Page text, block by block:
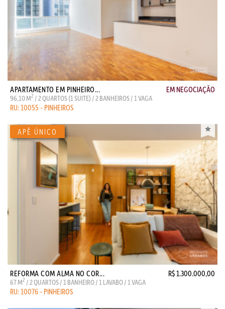
APARTAMENTO EM PINHEIRO... EM NEGOCIAÇÃO
96,10 M2 / 2 QUARTOS (1 SUITE) / 2 BANHEIROS / 1 VAGA
RU: 10055 - PINHEIROS
REFORMA COM ALMA NO COR... R$ 1.300.000,00
67 M2 / 2 QUARTOS / 1 BANHEIRO / 1 LAVABO / 1 VAGA
RU: 10076 - PINHEIROS